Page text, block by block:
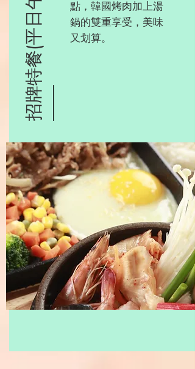
招牌特餐(平日午餐)
點，韓國烤肉加上湯
鍋的雙重享受，美味
又划算。